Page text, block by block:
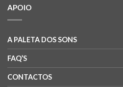
APOIO
A PALETA DOS SONS
FAQ’S
CONTACTOS